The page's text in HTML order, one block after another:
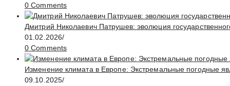
0 Comments
Дмитрий Николаевич Патрушев: эволюция
01.02.2026/
0 Comments
Изменение климата в Европе: Экстремальные погодные
09.10.2025/